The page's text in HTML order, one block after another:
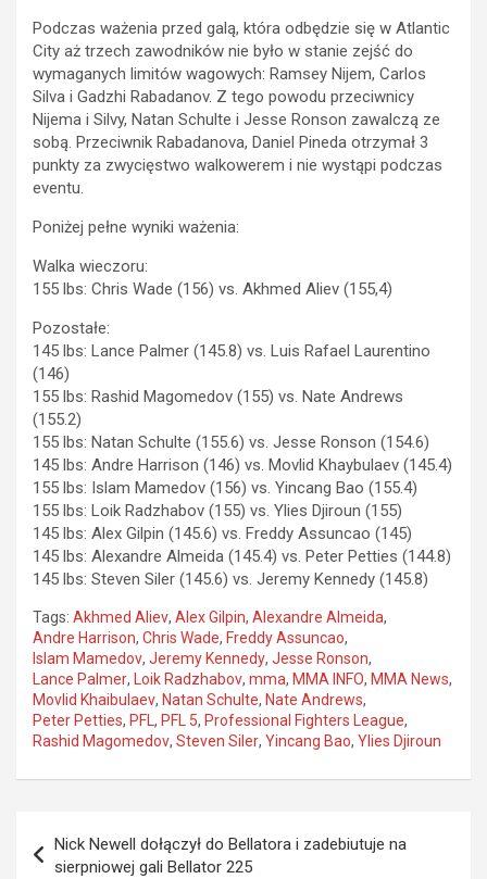
Podczas ważenia przed galą, która odbędzie się w Atlantic
City aż trzech zawodników nie było w stanie zejść do
wymaganych limitów wagowych: Ramsey Nijem, Carlos
Silva i Gadzhi Rabadanov. Z tego powodu przeciwnicy
Nijema i Silvy, Natan Schulte i Jesse Ronson zawalczą ze
sobą. Przeciwnik Rabadanova, Daniel Pineda otrzymał 3
punkty za zwycięstwo walkowerem i nie wystąpi podczas
eventu.
Poniżej pełne wyniki ważenia:
Walka wieczoru:
155 lbs: Chris Wade (156) vs. Akhmed Aliev (155,4)
Pozostałe:
145 lbs: Lance Palmer (145.8) vs. Luis Rafael Laurentino
(146)
155 lbs: Rashid Magomedov (155) vs. Nate Andrews
(155.2)
155 lbs: Natan Schulte (155.6) vs. Jesse Ronson (154.6)
145 lbs: Andre Harrison (146) vs. Movlid Khaybulaev (145.4)
155 lbs: Islam Mamedov (156) vs. Yincang Bao (155.4)
155 lbs: Loik Radzhabov (155) vs. Ylies Djiroun (155)
145 lbs: Alex Gilpin (145.6) vs. Freddy Assuncao (145)
145 lbs: Alexandre Almeida (145.4) vs. Peter Petties (144.8)
145 lbs: Steven Siler (145.6) vs. Jeremy Kennedy (145.8)
Tags: Akhmed Aliev, Alex Gilpin, Alexandre Almeida,
Andre Harrison, Chris Wade, Freddy Assuncao,
Islam Mamedov, Jeremy Kennedy, Jesse Ronson,
Lance Palmer, Loik Radzhabov, mma, MMA INFO, MMA News,
Movlid Khaibulaev, Natan Schulte, Nate Andrews,
Peter Petties, PFL , PFL 5, Professional Fighters League,
Rashid Magomedov, Steven Siler, Yincang Bao, Ylies Djiroun
wpisu
Nick Newell dołączył do Bellatora i zadebiutuje na
sierpniowej gali Bellator 225